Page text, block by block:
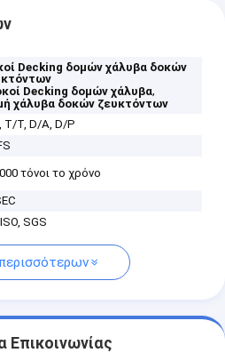
Decking δομών χάλυβα δοκών
Decking δομών χάλυβα,
χάλυβα δοκών ζευκτόντων
T/T, D/A, D/P
τόνοι το χρόνο
SGS
Επικοινωνίας